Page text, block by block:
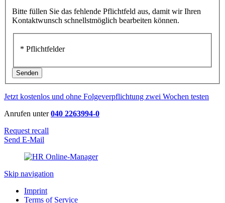
Bitte füllen Sie das fehlende Pflichtfeld aus, damit wir Ihren
Kontaktwunsch schnellstmöglich bearbeiten können.
* Pflichtfelder
Senden
Jetzt kostenlos und ohne Folgeverpflichtung zwei Wochen testen
Anrufen unter040 2263994-0
Request recall
Send E-Mail
Skip navigation
Imprint
Terms of Service